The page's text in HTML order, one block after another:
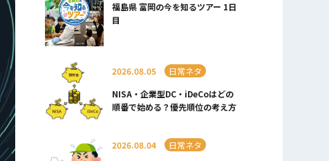
福島県 富岡の今を知るツアー 1日
目
2026.08.05
日常ネタ
NISA・企業型DC・iDeCoはどの
順番で始める？優先順位の考え方
2026.08.04
日常ネタ